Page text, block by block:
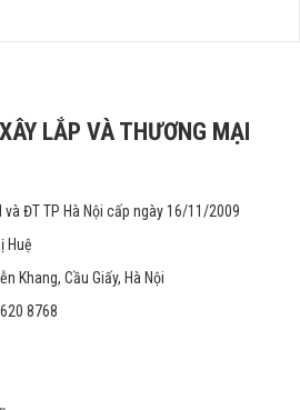
LẮP VÀ THƯƠNG MẠI
và ĐT TP Hà Nội cấp ngày 16/11/2009
Huệ
Khang, Cầu Giấy, Hà Nội
8768